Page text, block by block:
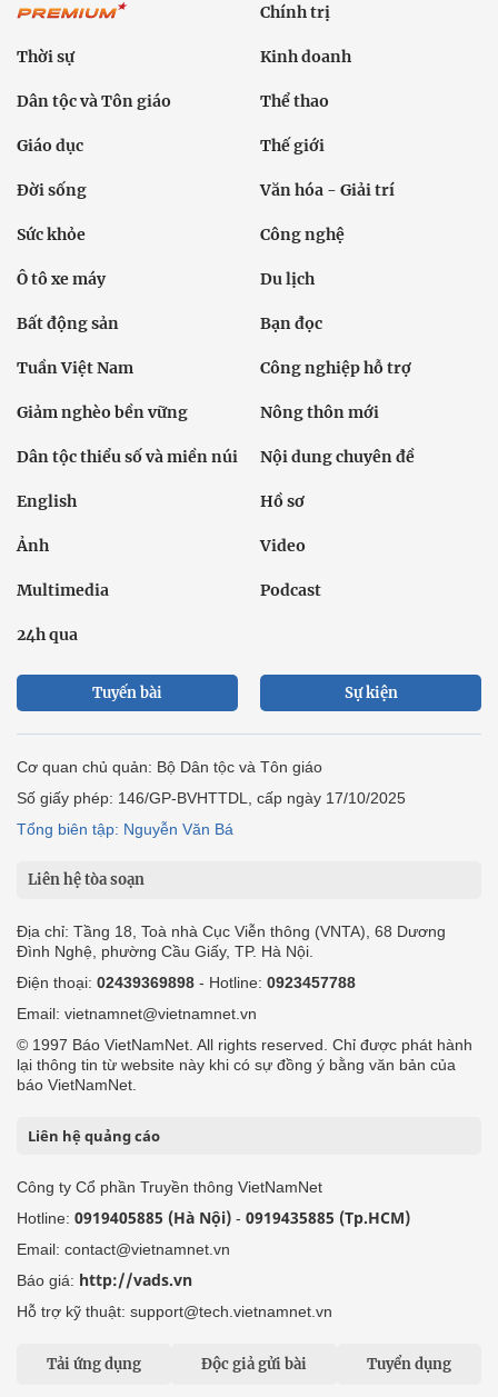
Chính trị
Thời sự Kinh doanh
Dân tộc và Tôn giáo Thể thao
Giáo dục Thế giới
Đời sống Văn hóa - Giải trí
Sức khỏe Công nghệ
Ô tô xe máy Du lịch
Bất động sản Bạn đọc
Tuần Việt Nam Công nghiệp hỗ trợ
Giảm nghèo bền vững Nông thôn mới
Dân tộc thiểu số và miền núi Nội dung chuyên đề
English Hồ sơ
Ảnh Video
Multimedia Podcast
24h qua
Tuyến bài Sự kiện
Cơ quan chủ quản: Bộ Dân tộc và Tôn giáo
Số giấy phép: 146/GP-BVHTTDL, cấp ngày 17/10/2025
Tổng biên tập: Nguyễn Văn Bá
Liên hệ tòa soạn
Địa chỉ: Tầng 18, Toà nhà Cục Viễn thông (VNTA), 68 Dương
Đình Nghệ, phường Cầu Giấy, TP. Hà Nội.
Điện thoại: 02439369898 - Hotline: 0923457788
Email: vietnamnet@vietnamnet.vn
© 1997 Báo VietNamNet. All rights reserved. Chỉ được phát hành
lại thông tin từ website này khi có sự đồng ý bằng văn bản của
báo VietNamNet.
Liên hệ quảng cáo
Công ty Cổ phần Truyền thông VietNamNet
Hotline: 0919405885 (Hà Nội) - 0919435885 (Tp.HCM)
Email: contact@vietnamnet.vn
Báo giá: http://vads.vn
Hỗ trợ kỹ thuật: support@tech.vietnamnet.vn
Tải ứng dụng Độc giả gửi bài Tuyển dụng